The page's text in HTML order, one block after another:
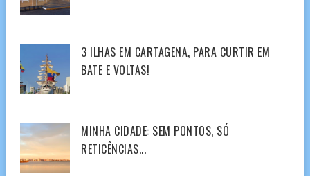
3 ILHAS EM CARTAGENA, PARA CURTIR EM
BATE E VOLTAS!
MINHA CIDADE: SEM PONTOS, SÓ
RETICÊNCIAS...